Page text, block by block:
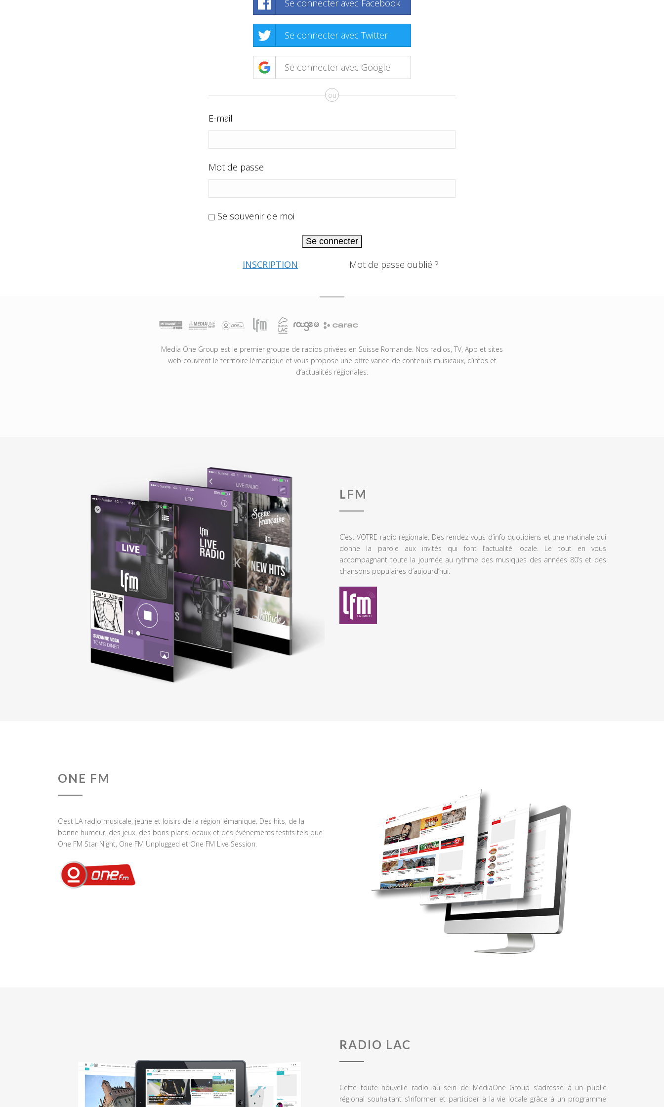
Se connecter avec Facebook
Se connecter avec Twitter
Se connecter avec Google
ou
E-mail
Mot de passe
Se souvenir de moi
Se connecter
INSCRIPTION Mot de passe oublié ?
Media One Group est le premier groupe de radios privées en Suisse Romande. Nos radios, TV, App et sites
web couvrent le territoire lémanique et vous propose une offre variée de contenus musicaux, d’infos et
d’actualités régionales.
LFM
C’est VOTRE radio régionale. Des rendez-vous d’info quotidiens et une matinale qui
donne la parole aux invités qui font l’actualité locale. Le tout en vous
accompagnant toute la journée au rythme des musiques des années 80’s et des
chansons populaires d’aujourd’hui.
ONE FM
C’est LA radio musicale, jeune et loisirs de la région lémanique. Des hits, de la
bonne humeur, des jeux, des bons plans locaux et des événements festifs tels que
One FM Star Night, One FM Unplugged et One FM Live Session.
RADIO LAC
Cette toute nouvelle radio au sein de MediaOne Group s’adresse à un public
régional souhaitant s’informer et participer à la vie locale grâce à un programme